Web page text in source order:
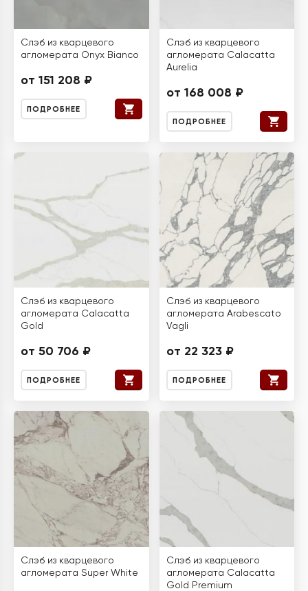
Слэб из кварцевого
агломерата Onyx Bianco
от 151 208 ₽
ПОДРОБНЕЕ
Слэб из кварцевого
агломерата Calacatta
Aurelia
от 168 008 ₽
ПОДРОБНЕЕ
Слэб из кварцевого
агломерата Calacatta
Gold
от 50 706 ₽
ПОДРОБНЕЕ
Слэб из кварцевого
агломерата Arabescato
Vagli
от 22 323 ₽
ПОДРОБНЕЕ
Слэб из кварцевого
агломерата Super White
Слэб из кварцевого
агломерата Calacatta
Gold Premium